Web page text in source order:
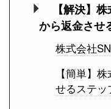
【解決】
から返金させ
株式会社
【簡単】
せるステッ